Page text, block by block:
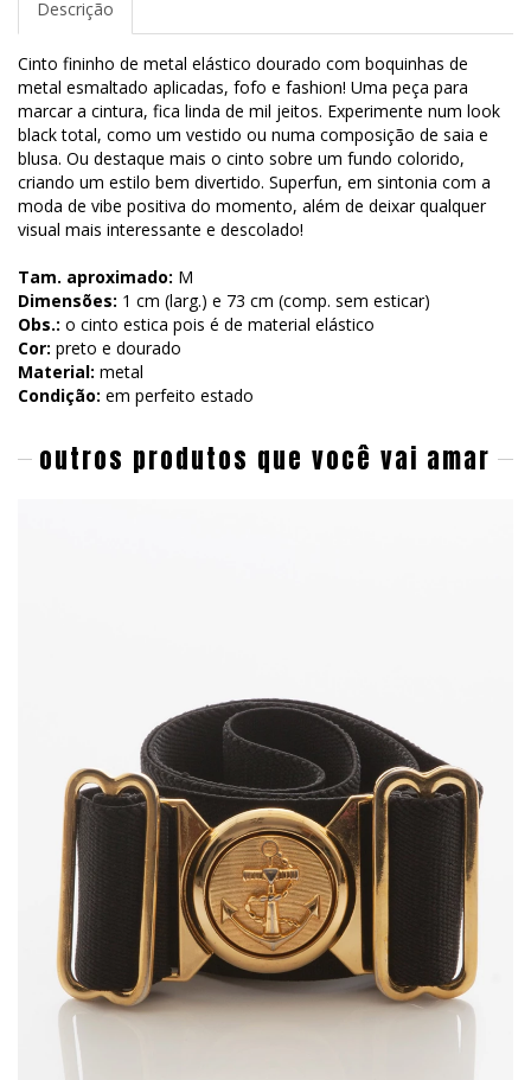
Descrição
Cinto fininho de metal elástico dourado com boquinhas de
metal esmaltado aplicadas, fofo e fashion! Uma peça para
marcar a cintura, fica linda de mil jeitos. Experimente num look
black total, como um vestido ou numa composição de saia e
blusa. Ou destaque mais o cinto sobre um fundo colorido,
criando um estilo bem divertido. Superfun, em sintonia com a
moda de vibe positiva do momento, além de deixar qualquer
visual mais interessante e descolado!
Tam. aproximado: M
Dimensões: 1 cm (larg.) e 73 cm (comp. sem esticar)
Obs.: o cinto estica pois é de material elástico
Cor: preto e dourado
Material: metal
Condição: em perfeito estado
outros produtos que você vai amar